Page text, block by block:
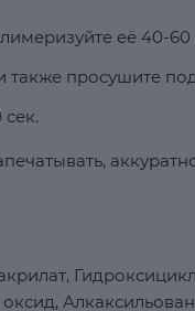
её 40-60
также просушите